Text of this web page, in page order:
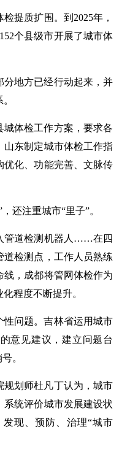
提质扩围。到2025年，
个县级市开展了城市体
分地方已经行动起来，并
城体检工作方案，要求各
山东制定城市体检工作指
优化、功能完善、文脉传
还注重城市“里子”。
管道检测机器人……在四
道检测点，工作人员熟练
，成都将管网体检作为
程度不断提升。
性问题。吉林省运用城市
意见建议，建立问题台
。
规划师杜凡丁认为，城市
统评价城市发展建设状
现、预防、治理“城市